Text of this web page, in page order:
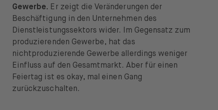
Gewerbe. Er zeigt die Veränderungen der
Beschäftigung in den Unternehmen des
Dienstleistungssektors wider. Im Gegensatz zum
produzierenden Gewerbe, hat das
nichtproduzierende Gewerbe allerdings weniger
Einfluss auf den Gesamtmarkt. Aber für einen
Feiertag ist es okay, mal einen Gang
zurückzuschalten.